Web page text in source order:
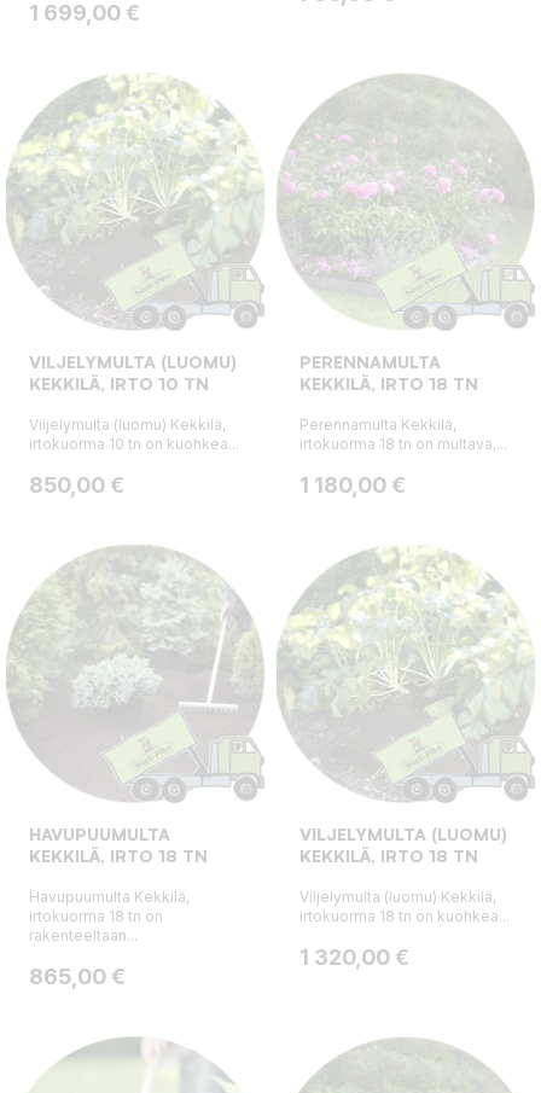
Hinta
1 699,00 €
VILJELYMULTA (LUOMU)
KEKKILÄ, IRTO 10 TN
Viljelymulta (luomu) Kekkilä,
irtokuorma 10 tn on kuohkea...
Hinta
850,00 €
PERENNAMULTA
KEKKILÄ, IRTO 18 TN
Perennamulta Kekkilä,
irtokuorma 18 tn on multava,...
Hinta
1 180,00 €
HAVUPUUMULTA
KEKKILÄ, IRTO 18 TN
Havupuumulta Kekkilä,
irtokuorma 18 tn on
rakenteeltaan...
Hinta
865,00 €
VILJELYMULTA (LUOMU)
KEKKILÄ, IRTO 18 TN
Viljelymulta (luomu) Kekkilä,
irtokuorma 18 tn on kuohkea...
Hinta
1 320,00 €